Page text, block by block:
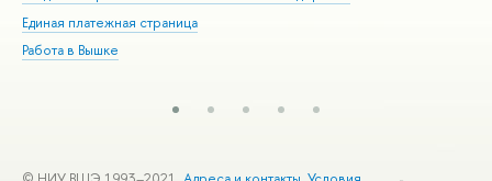
Единая платежная страница
Работа в Вышке